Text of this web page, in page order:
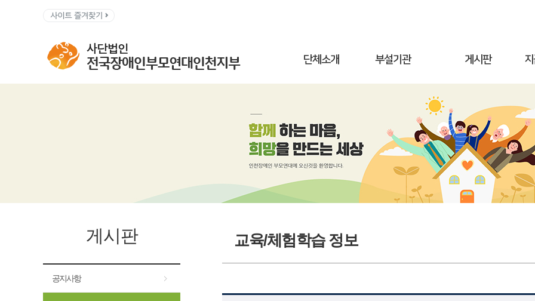
단체소개 부설기관 게시판
게시판
공지사항
교육/체험학습 정보